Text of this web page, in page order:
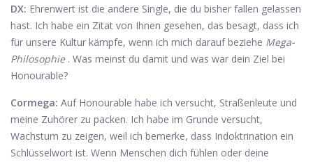
DX: Ehrenwert ist die andere Single, die du bisher fallen gelassen
hast. Ich habe ein Zitat von Ihnen gesehen, das besagt, dass ich
für unsere Kultur kämpfe, wenn ich mich darauf beziehe Mega-
Philosophie. Was meinst du damit und was war dein Ziel bei
Honourable?
Cormega: Auf Honourable habe ich versucht, Straßenleute und
meine Zuhörer zu packen. Ich habe im Grunde versucht,
Wachstum zu zeigen, weil ich bemerke, dass Indoktrination ein
Schlüsselwort ist. Wenn Menschen dich fühlen oder deine